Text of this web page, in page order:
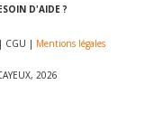
D'AIDE ?
| CGU | Mentions légales
2026